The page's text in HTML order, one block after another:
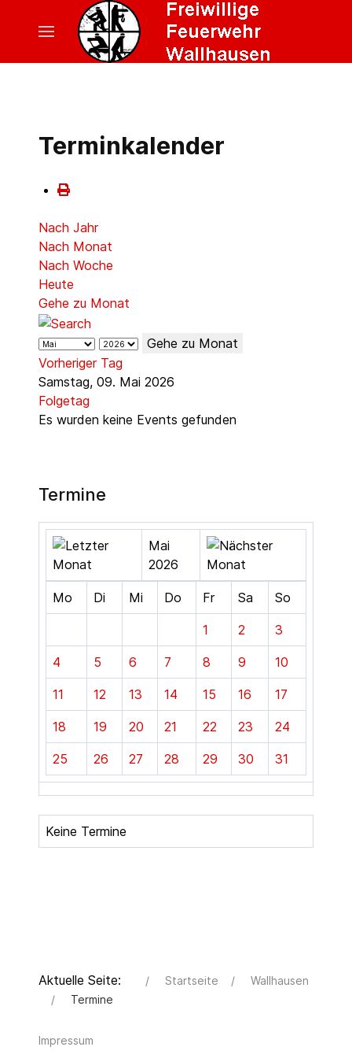
Terminkalender
Nach Jahr
Nach Monat
Nach Woche
Heute
Gehe zu Monat
Gehe zu Monat
Vorheriger Tag
Samstag, 09. Mai 2026
Folgetag
Es wurden keine Events gefunden
Termine
Mai
2026
Mo Di Mi Do Fr Sa So
1 2 3
4 5 6 7 8 9 10
11 12 13 14 15 16 17
18 19 20 21 22 23 24
25 26 27 28 29 30 31
Keine Termine
Aktuelle Seite: Startseite
Wallhausen
Termine
Impressum